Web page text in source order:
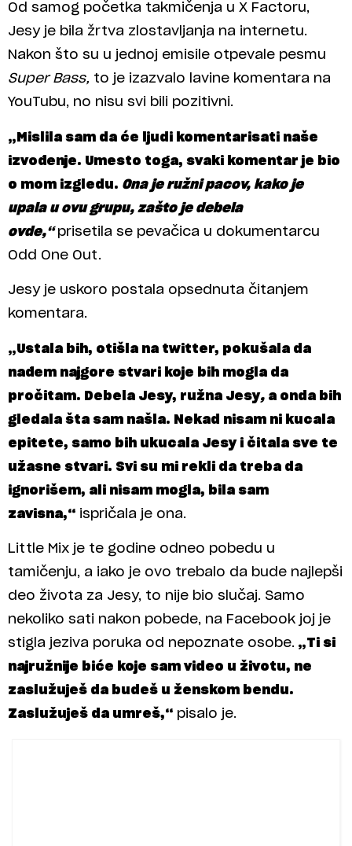
Od samog početka takmičenja u X Factoru,
Jesy je bila žrtva zlostavljanja na internetu.
Nakon što su u jednoj emisile otpevale pesmu
Super Bass, to je izazvalo lavine komentara na
YouTubu, no nisu svi bili pozitivni.
„Mislila sam da će ljudi komentarisati naše
izvođenje. Umesto toga, svaki komentar je bio
o mom izgledu. Ona je ružni pacov, kako je
upala u ovu grupu, zašto je debela
ovde,“ prisetila se pevačica u dokumentarcu
Odd One Out.
Jesy je uskoro postala opsednuta čitanjem
komentara.
„Ustala bih, otišla na twitter, pokušala da
nađem najgore stvari koje bih mogla da
pročitam. Debela Jesy, ružna Jesy, a onda bih
gledala šta sam našla. Nekad nisam ni kucala
epitete, samo bih ukucala Jesy i čitala sve te
užasne stvari. Svi su mi rekli da treba da
ignorišem, ali nisam mogla, bila sam
zavisna,“ ispričala je ona.
Little Mix je te godine odneo pobedu u
tamičenju, a iako je ovo trebalo da bude najlepši
deo života za Jesy, to nije bio slučaj. Samo
nekoliko sati nakon pobede, na Facebook joj je
stigla jeziva poruka od nepoznate osobe. „Ti si
najružnije biće koje sam video u životu, ne
zaslužuješ da budeš u ženskom bendu.
Zaslužuješ da umreš,“ pisalo je.